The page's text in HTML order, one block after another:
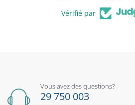
Vérifié par
Vous avez des questions?
29 750 003